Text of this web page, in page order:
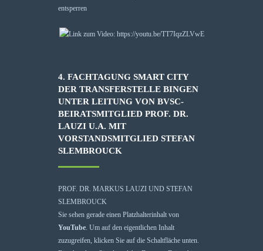
entsperren
4. FACHTAGUNG SMART CITY
DER TRANSFERSTELLE BINGEN
UNTER LEITUNG VON BVSC-
BEIRATSMITGLIED PROF. DR.
LAUZI U.A. MIT
VORSTANDSMITGLIED STEFAN
SLEMBROUCK
PROF. DR. MARKUS LAUZI UND STEFAN
SLEMBROUCK
Sie sehen gerade einen Platzhalterinhalt von
YouTube. Um auf den eigentlichen Inhalt
zuzugreifen, klicken Sie auf die Schaltfläche unten.